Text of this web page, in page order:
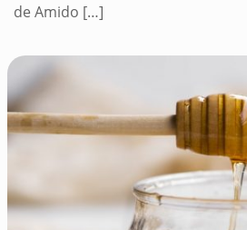
de Amido […]